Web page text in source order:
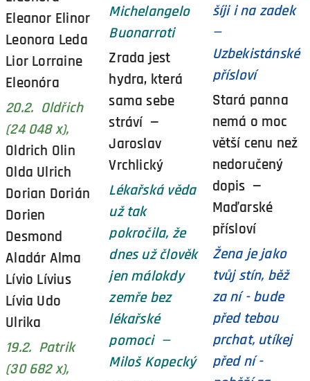
Eleanor Elinor
Leonora Leda
Lior Lorraine
Eleonóra
20.2. Oldřich
(24 048 x),
Oldrich Olin
Olda Ulrich
Dorian Dorián
Dorien
Desmond
Aladár Alma
Lívio Lívius
Lívia Udo
Ulrika
19.2. Patrik
(30 682 x),
Michelangelo
Buonarroti
Zrada jest
hydra, která
sama sebe
stráví —
Jaroslav
Vrchlický
Lékařská věda
už tak
pokročila, že
dnes už člověk
jen málokdy
zemře bez
lékařské
pomoci —
Miloš Kopecký
šíji i na zadek
—
Uzbekistánské
přísloví
Stará panna
nemá o moc
větší cenu než
nedoručený
dopis —
Maďarské
přísloví
Žena je jako
tvůj stín, běž
za ní - bude
před tebou
prchat, utíkej
před ní -